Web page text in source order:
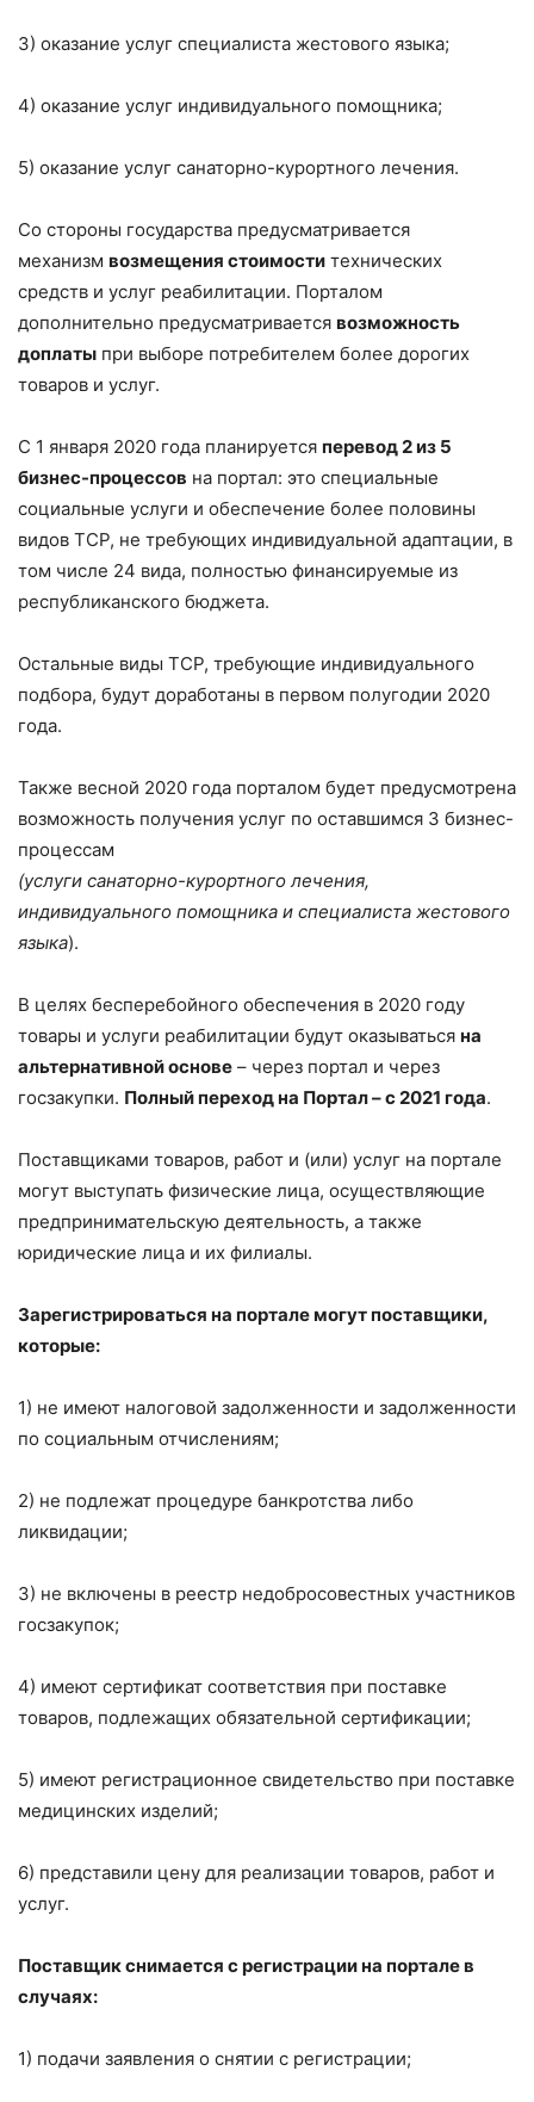
3) оказание услуг специалиста жестового языка;
4) оказание услуг индивидуального помощника;
5) оказание услуг санаторно-курортного лечения.
Со стороны государства предусматривается
механизм возмещения стоимости технических
средств и услуг реабилитации. Порталом
дополнительно предусматривается возможность
доплаты при выборе потребителем более дорогих
товаров и услуг.
С 1 января 2020 года планируется перевод 2 из 5
бизнес-процессов на портал: это специальные
социальные услуги и обеспечение более половины
видов ТСР, не требующих индивидуальной адаптации, в
том числе 24 вида, полностью финансируемые из
республиканского бюджета.
Остальные виды ТСР, требующие индивидуального
подбора, будут доработаны в первом полугодии 2020
года.
Также весной 2020 года порталом будет предусмотрена
возможность получения услуг по оставшимся 3 бизнес-
процессам
(услуги санаторно-курортного лечения,
индивидуального помощника и специалиста жестового
языка).
В целях бесперебойного обеспечения в 2020 году
товары и услуги реабилитации будут оказываться на
альтернативной основе – через портал и через
госзакупки. Полный переход на Портал – с 2021 года.
Поставщиками товаров, работ и (или) услуг на портале
могут выступать физические лица, осуществляющие
предпринимательскую деятельность, а также
юридические лица и их филиалы.
Зарегистрироваться на портале могут поставщики,
которые:
1) не имеют налоговой задолженности и задолженности
по социальным отчислениям;
2) не подлежат процедуре банкротства либо
ликвидации;
3) не включены в реестр недобросовестных участников
госзакупок;
4) имеют сертификат соответствия при поставке
товаров, подлежащих обязательной сертификации;
5) имеют регистрационное свидетельство при поставке
медицинских изделий;
6) представили цену для реализации товаров, работ и
услуг.
Поставщик снимается с регистрации на портале в
случаях:
1) подачи заявления о снятии с регистрации;